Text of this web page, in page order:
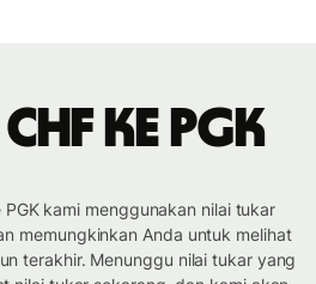
ke PGK
kami menggunakan nilai tukar
memungkinkan Anda untuk melihat
terakhir. Menunggu nilai tukar yang